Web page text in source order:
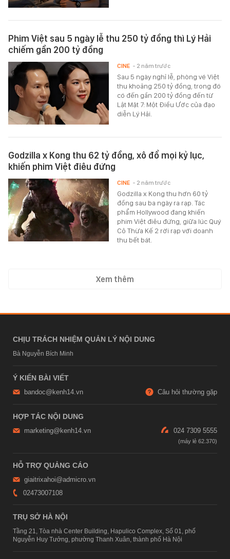
Phim Việt sau 5 ngày lễ thu 250 tỷ đồng thì Lý Hải
chiếm gần 200 tỷ đồng
Sau 5 ngày nghỉ lễ, phòng vé Việt
thu khoảng 250 tỷ đồng, trong đó
có đến gần 200 tỷ đồng đến từ
Lật Mặt 7: Một Điều Ước của đạo
diễn Lý Hải.
CINE - 2 năm trước
Godzilla x Kong thu 62 tỷ đồng, xô đổ mọi kỷ lục,
khiến phim Việt điêu đứng
Godzilla x Kong thu hơn 60 tỷ
đồng sau ba ngày ra rạp. Tác
phẩm Hollywood đang khiến
phim Việt điêu đứng, giữa lúc Quý
Cô Thừa Kế 2 rời rạp với doanh
thu bết bát.
CINE - 2 năm trước
Xem thêm
CHỊU TRÁCH NHIỆM QUẢN LÝ NỘI DUNG
Bà Nguyễn Bích Minh
Ý KIẾN BÀI VIẾT
bandoc@kenh14.vn Câu hỏi thường gặp
HỢP TÁC NỘI DUNG
marketing@kenh14.vn 024 7309 5555
HỖ TRỢ QUẢNG CÁO
giaitrixahoi@admicro.vn
02473007108
TRỤ SỞ HÀ NỘI
Tầng 21, Tòa nhà Center Building, Hapulico Complex, Số 01, phố
Nguyễn Huy Tưởng, phường Thanh Xuân, thành phố Hà Nội